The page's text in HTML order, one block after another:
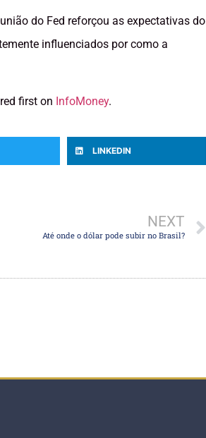
do Fed reforçou as expectativas do
influenciados por como a
first on InfoMoney.
LINKEDIN
NEXT
Até onde o dólar pode subir no Brasil?